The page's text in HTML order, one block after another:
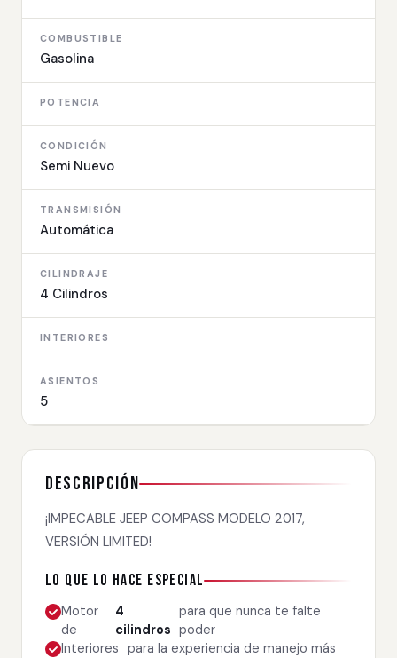
COMBUSTIBLE
Gasolina
POTENCIA
CONDICIÓN
Semi Nuevo
TRANSMISIÓN
Automática
CILINDRAJE
4 Cilindros
INTERIORES
ASIENTOS
5
Descripción
¡IMPECABLE JEEP COMPASS MODELO 2017,
VERSIÓN LIMITED!
Lo que lo hace especial
Motor
de
4
cilindros
para que nunca te falte
poder
Interiores
para la experiencia de manejo más